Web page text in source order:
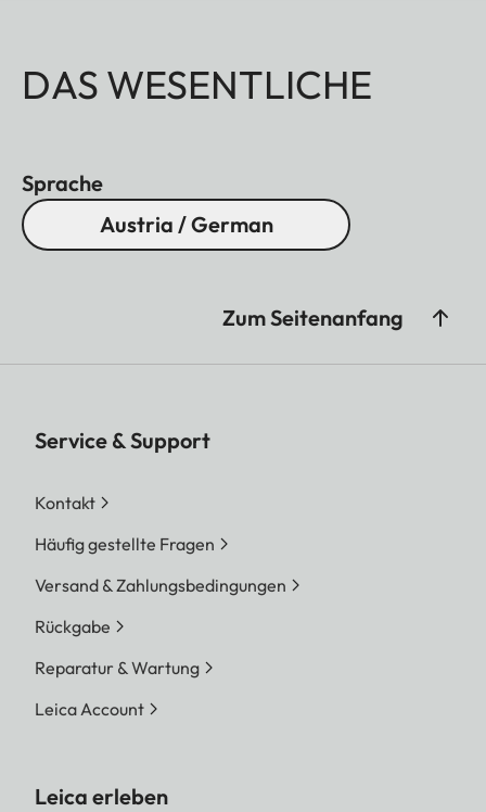
DAS WESENTLICHE
Sprache
Austria / German
Zum Seitenanfang
Service & Support
Kontakt
Häufig gestellte Fragen
Versand & Zahlungsbedingungen
Rückgabe
Reparatur & Wartung
Leica Account
Leica erleben